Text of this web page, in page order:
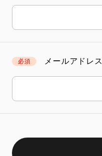
必須 メールアドレス